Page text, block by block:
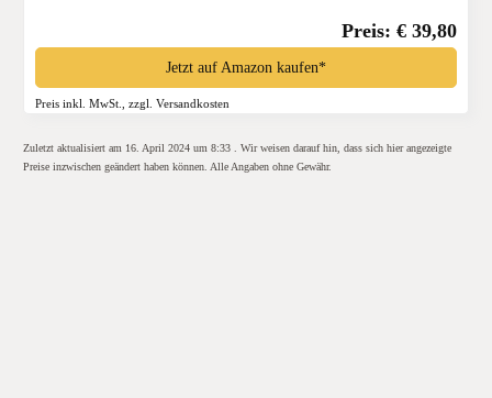
Preis: € 39,80
Jetzt auf Amazon kaufen*
Preis inkl. MwSt., zzgl. Versandkosten
Zuletzt aktualisiert am 16. April 2024 um 8:33 . Wir weisen darauf hin, dass sich hier angezeigte
Preise inzwischen geändert haben können. Alle Angaben ohne Gewähr.